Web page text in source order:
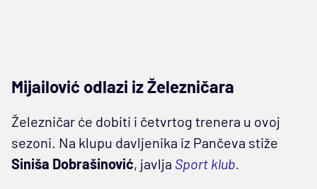
Mijailović odlazi iz Železničara
Železničar će dobiti i četvrtog trenera u ovoj
sezoni. Na klupu davljenika iz Pančeva stiže
Siniša Dobrašinović, javlja Sport klub.